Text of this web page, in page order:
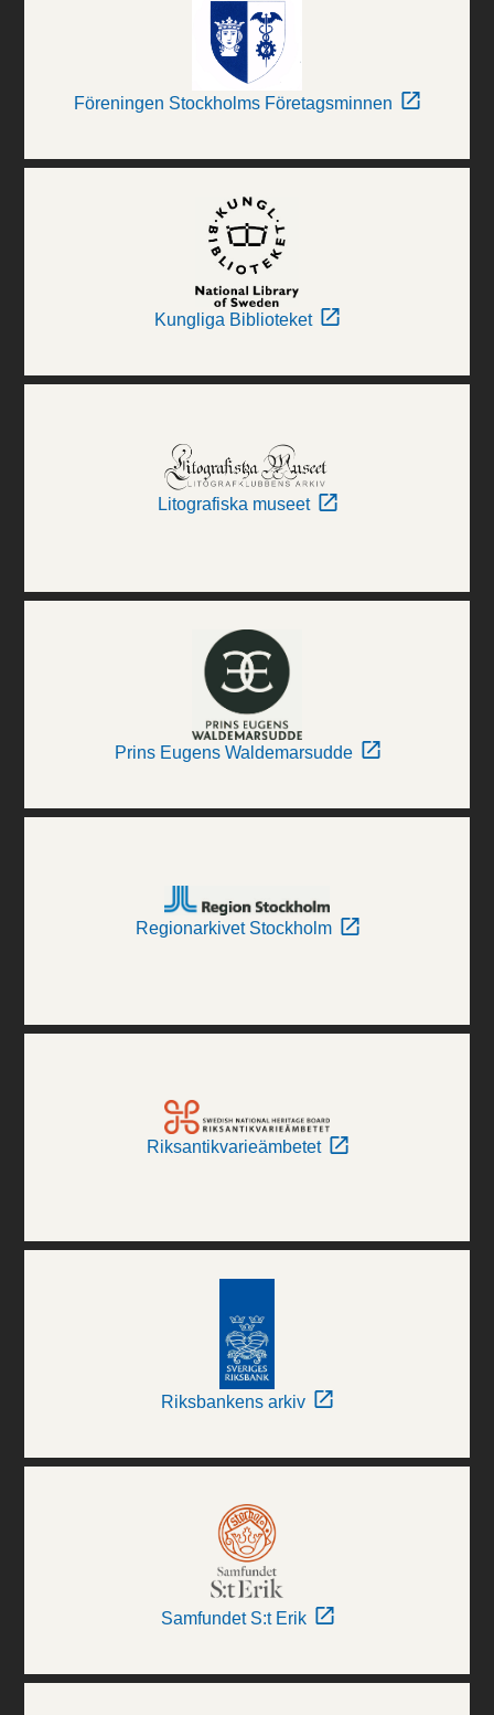
Föreningen Stockholms Företagsminnen
Kungliga Biblioteket
Litografiska museet
Prins Eugens Waldemarsudde
Regionarkivet Stockholm
Riksantikvarieämbetet
Riksbankens arkiv
Samfundet S:t Erik